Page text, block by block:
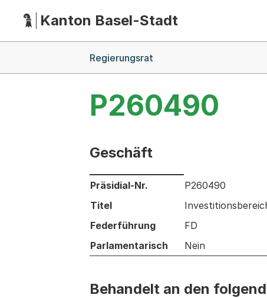
HauptnavigationKanton Basel-Stadt
Regierungsrat
P260490
Geschäft
Informationen zum Ausgewählten
Präsidial-Nr.
P260490
Titel
Federführung
FD
Parlamentarisch
Nein
Behandelt an den